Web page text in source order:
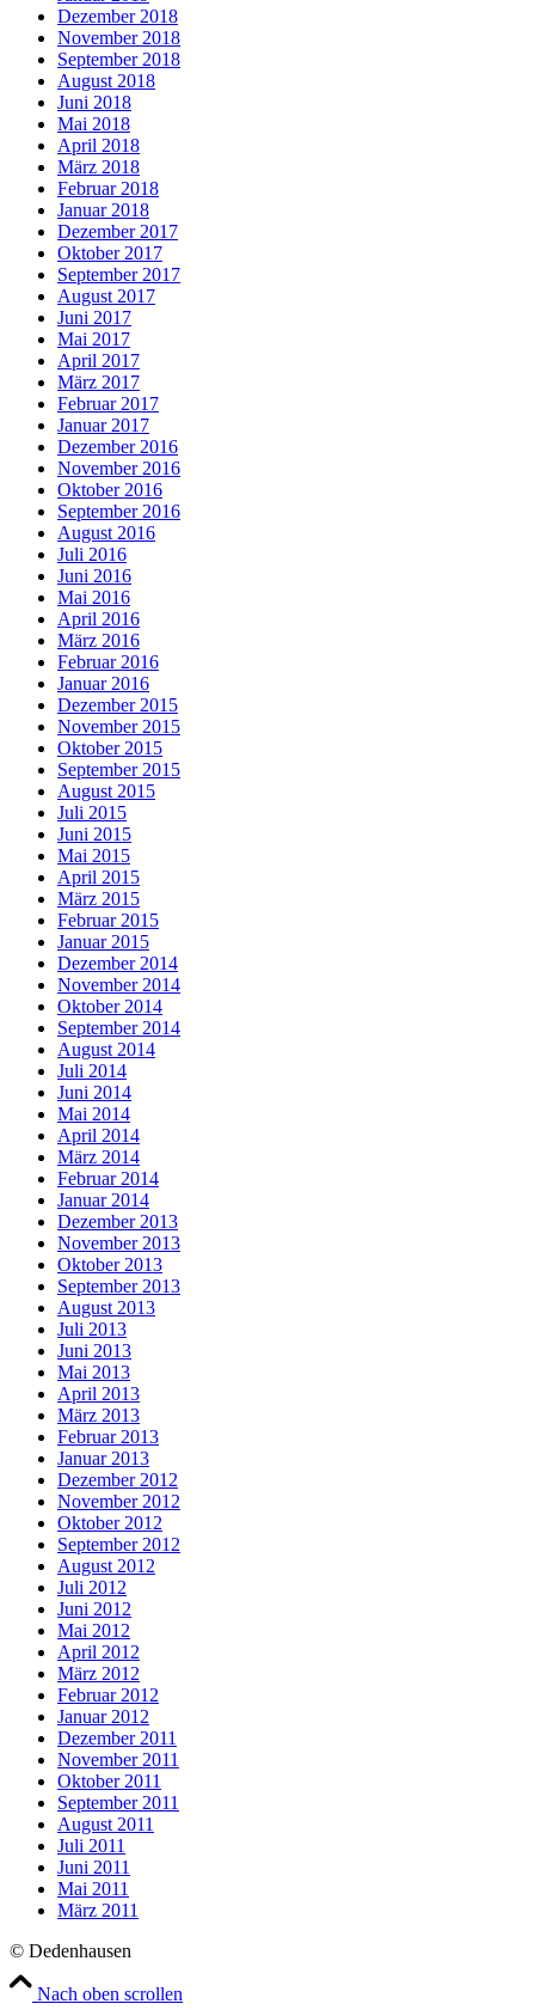
Dezember 2018
November 2018
September 2018
August 2018
Juni 2018
Mai 2018
April 2018
März 2018
Februar 2018
Januar 2018
Dezember 2017
Oktober 2017
September 2017
August 2017
Juni 2017
Mai 2017
April 2017
März 2017
Februar 2017
Januar 2017
Dezember 2016
November 2016
Oktober 2016
September 2016
August 2016
Juli 2016
Juni 2016
Mai 2016
April 2016
März 2016
Februar 2016
Januar 2016
Dezember 2015
November 2015
Oktober 2015
September 2015
August 2015
Juli 2015
Juni 2015
Mai 2015
April 2015
März 2015
Februar 2015
Januar 2015
Dezember 2014
November 2014
Oktober 2014
September 2014
August 2014
Juli 2014
Juni 2014
Mai 2014
April 2014
März 2014
Februar 2014
Januar 2014
Dezember 2013
November 2013
Oktober 2013
September 2013
August 2013
Juli 2013
Juni 2013
Mai 2013
April 2013
März 2013
Februar 2013
Januar 2013
Dezember 2012
November 2012
Oktober 2012
September 2012
August 2012
Juli 2012
Juni 2012
Mai 2012
April 2012
März 2012
Februar 2012
Januar 2012
Dezember 2011
November 2011
Oktober 2011
September 2011
August 2011
Juli 2011
Juni 2011
Mai 2011
März 2011
© Dedenhausen
Nach oben scrollen